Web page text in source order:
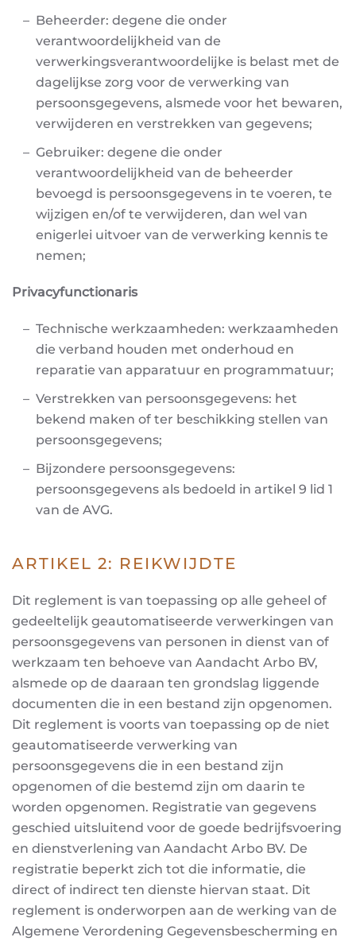
Beheerder: degene die onder
verantwoordelijkheid van de
verwerkingsverantwoordelijke is belast met de
dagelijkse zorg voor de verwerking van
persoonsgegevens, alsmede voor het bewaren,
verwijderen en verstrekken van gegevens;
Gebruiker: degene die onder
verantwoordelijkheid van de beheerder
bevoegd is persoonsgegevens in te voeren, te
wijzigen en/of te verwijderen, dan wel van
enigerlei uitvoer van de verwerking kennis te
nemen;
Privacyfunctionaris
Technische werkzaamheden: werkzaamheden
die verband houden met onderhoud en
reparatie van apparatuur en programmatuur;
Verstrekken van persoonsgegevens: het
bekend maken of ter beschikking stellen van
persoonsgegevens;
Bijzondere persoonsgegevens:
persoonsgegevens als bedoeld in artikel 9 lid 1
van de AVG.
ARTIKEL 2: REIKWIJDTE
Dit reglement is van toepassing op alle geheel of
gedeeltelijk geautomatiseerde verwerkingen van
persoonsgegevens van personen in dienst van of
werkzaam ten behoeve van Aandacht Arbo BV,
alsmede op de daaraan ten grondslag liggende
documenten die in een bestand zijn opgenomen.
Dit reglement is voorts van toepassing op de niet
geautomatiseerde verwerking van
persoonsgegevens die in een bestand zijn
opgenomen of die bestemd zijn om daarin te
worden opgenomen. Registratie van gegevens
geschied uitsluitend voor de goede bedrijfsvoering
en dienstverlening van Aandacht Arbo BV. De
registratie beperkt zich tot die informatie, die
direct of indirect ten dienste hiervan staat. Dit
reglement is onderworpen aan de werking van de
Algemene Verordening Gegevensbescherming en